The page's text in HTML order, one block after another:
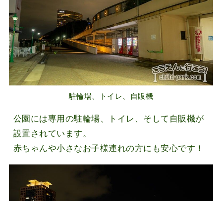
駐輪場、トイレ、自販機
公園には専用の駐輪場、トイレ、そして自販機が
設置されています。
赤ちゃんや小さなお子様連れの方にも安心です！